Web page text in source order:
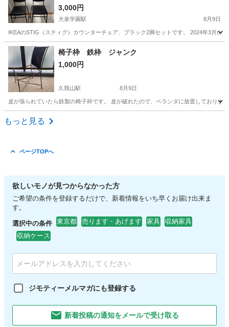
3,000円
大泉学園駅 8月9日
IKEAのSTIG（スティグ）カウンターチェア、ブラック2脚セットです。 2024年3月
東京 練馬区 大泉学園駅 椅子
椅子枠 鉄枠 ジャンク
1,000円
久我山駅 8月9日
皮が張られていたら鉄製の椅子枠です。 皮が破れたので、ベランダに放置しており
東京 世田谷区
もっと見る
ページTOPへ
欲しいモノが見つからなかった方
ご希望の条件を登録するだけで、新着情報をいち早くお届け出来ま
す。
選択中の条件 東京都 売ります・あげます 家具
収納家具
収納ケース
ジモティーメルマガにも登録する
新着投稿の通知をメールで受け取る